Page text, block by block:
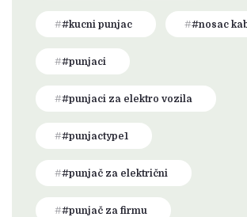
#kucni punjac #nosac
#punjaci
#punjaci za elektro vozila
#punjactype1
#punjač za električni
#punjač za firmu